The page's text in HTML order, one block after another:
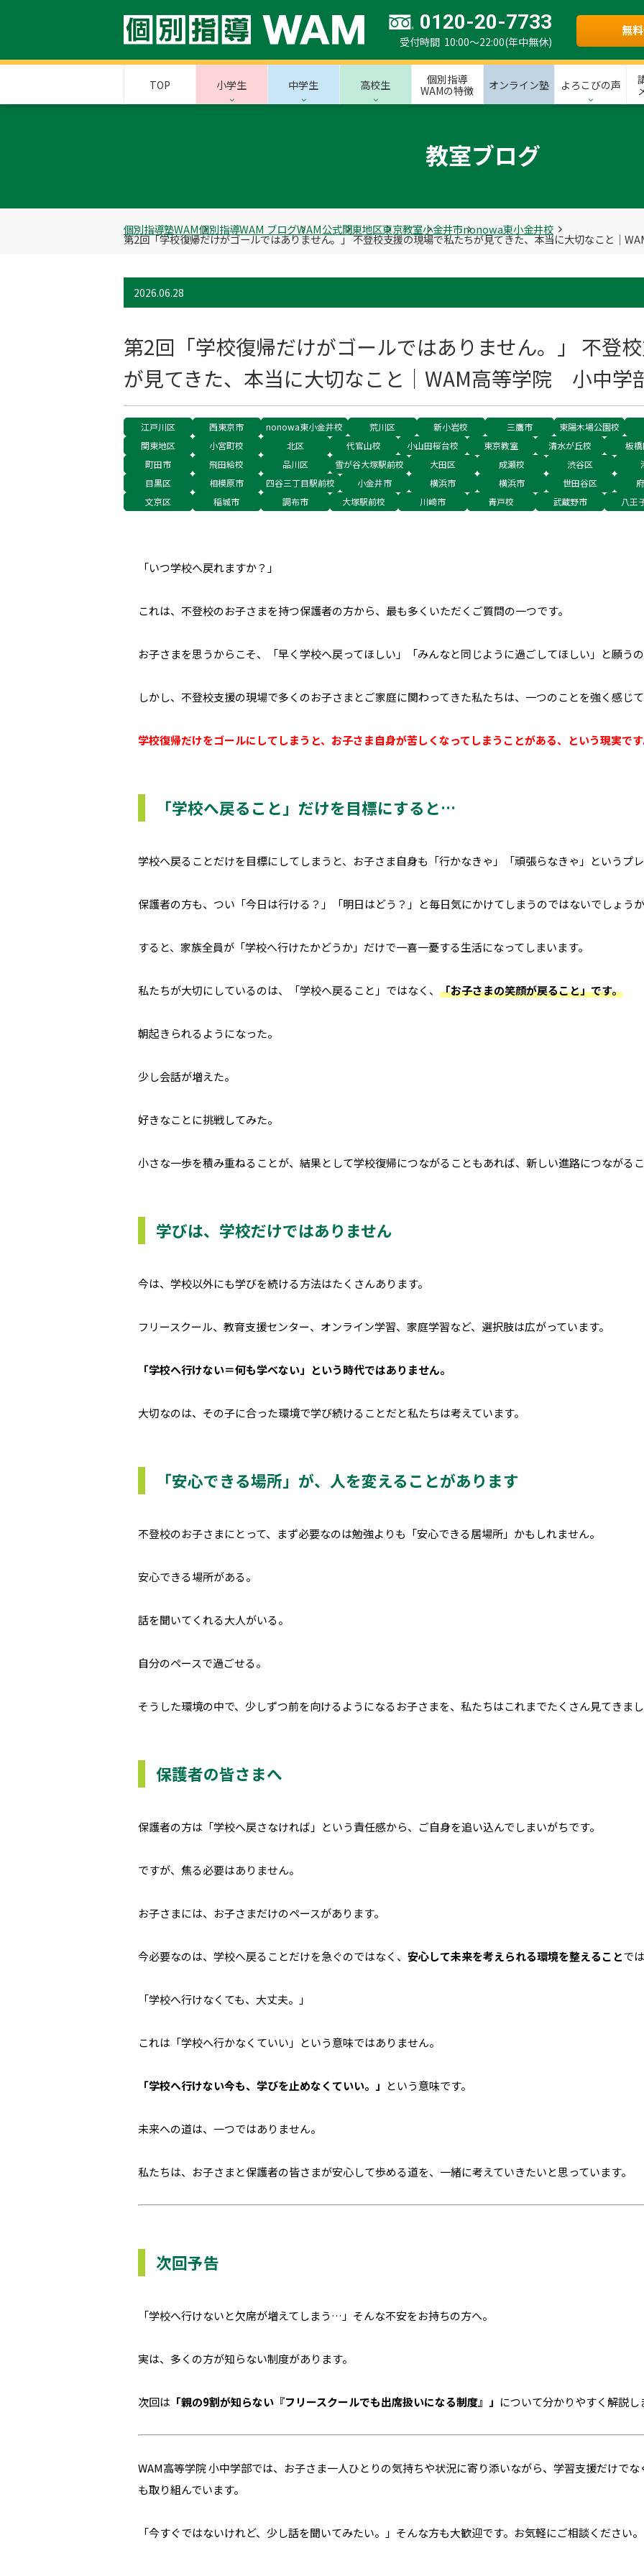
0120-20-7733
受付時間 10:00～22:00(年中無休)
無
TOP 小学生 中学生 高校生
個別指導
WAMの特徴
オンライン塾 よろこびの声
教室ブログ
個別指導塾WAM個別指導WAM ブログWAM公式関東地区東京教室小金井市nonowa東小金井校
第2回「学校復帰だけがゴールではありません。」 不登校支援の現場で私たちが見てきた、本当に大切なこと｜
2026.06.28
第2回「学校復帰だけがゴールではありません。」 不登
が見てきた、本当に大切なこと｜WAM高等学院 小中学
江戸川区 西東京市 nonowa東小金井校 荒川区 新小岩校 三鷹市
東陽木場公園校
関東地区
小宮町校 北区 代官山校 小山田桜台校 東京教室 清水が丘校
板
町田市
飛田給校 品川区 雪が谷大塚駅前校 大田区 成瀬校 渋谷区
目黒区
相模原市 四谷三丁目駅前校 小金井市 横浜市 横浜市 世田谷区
文京区
稲城市 調布市 大塚駅前校 川崎市 青戸校 武蔵野市 八王
「いつ学校へ戻れますか？」
これは、不登校のお子さまを持つ保護者の方から、最も多くいただくご質問の一つです。
お子さまを思うからこそ、「早く学校へ戻ってほしい」「みんなと同じように過ごしてほしい」と願う
しかし、不登校支援の現場で多くのお子さまとご家庭に関わってきた私たちは、一つのことを強く感じ
学校復帰だけをゴールにしてしまうと、お子さま自身が苦しくなってしまうことがある、という現実で
「学校へ戻ること」だけを目標にすると…
学校へ戻ることだけを目標にしてしまうと、お子さま自身も「行かなきゃ」「頑張らなきゃ」というプ
保護者の方も、つい「今日は行ける？」「明日はどう？」と毎日気にかけてしまうのではないでしょう
すると、家族全員が「学校へ行けたかどうか」だけで一喜一憂する生活になってしまいます。
私たちが大切にしているのは、「学校へ戻ること」ではなく、 「お子さまの笑顔が戻ること」です。
朝起きられるようになった。
少し会話が増えた。
好きなことに挑戦してみた。
小さな一歩を積み重ねることが、結果として学校復帰につながることもあれば、新しい進路につながる
学びは、学校だけではありません
今は、学校以外にも学びを続ける方法はたくさんあります。
フリースクール、教育支援センター、オンライン学習、家庭学習など、選択肢は広がっています。
「学校へ行けない＝何も学べない」という時代ではありません。
大切なのは、その子に合った環境で学び続けることだと私たちは考えています。
「安心できる場所」が、人を変えることがあります
不登校のお子さまにとって、まず必要なのは勉強よりも「安心できる居場所」かもしれません。
安心できる場所がある。
話を聞いてくれる大人がいる。
自分のペースで過ごせる。
そうした環境の中で、少しずつ前を向けるようになるお子さまを、私たちはこれまでたくさん見てきま
保護者の皆さまへ
保護者の方は「学校へ戻さなければ」という責任感から、ご自身を追い込んでしまいがちです。
ですが、焦る必要はありません。
お子さまには、お子さまだけのペースがあります。
今必要なのは、学校へ戻ることだけを急ぐのではなく、 安心して未来を考えられる環境を整えることで
「学校へ行けなくても、大丈夫。」
これは「学校へ行かなくていい」という意味ではありません。
「学校へ行けない今も、学びを止めなくていい。」 という意味です。
未来への道は、一つではありません。
私たちは、お子さまと保護者の皆さまが安心して歩める道を、一緒に考えていきたいと思っています。
次回予告
「学校へ行けないと欠席が増えてしまう…」そんな不安をお持ちの方へ。
実は、多くの方が知らない制度があります。
次回は 「親の9割が知らない『フリースクールでも出席扱いになる制度』」 について分かりやすく解説
WAM高等学院 小中学部では、お子さま一人ひとりの気持ちや状況に寄り添いながら、学習支援だけで
も取り組んでいます。
「今すぐではないけれど、少し話を聞いてみたい。」そんな方も大歓迎です。お気軽にご相談ください。